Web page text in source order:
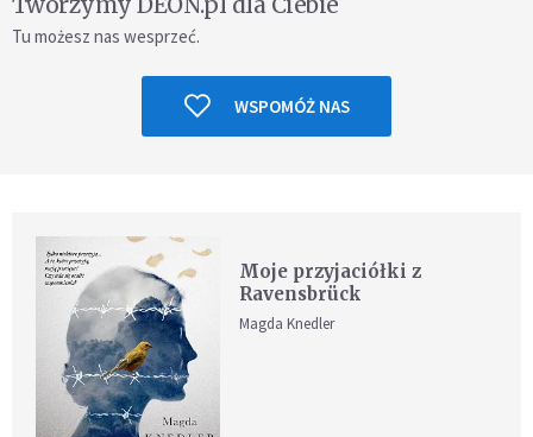
Tu możesz nas wesprzeć.
WSPOMÓŻ NAS
Moje przyjaciółki z
Ravensbrück
Magda Knedler